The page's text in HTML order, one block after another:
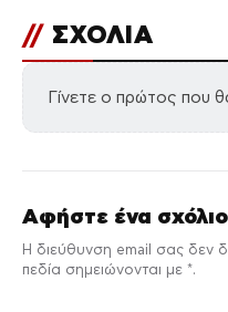
// ΣΧΟΛΙΑ
Γίνετε ο πρώτος που
Αφήστε ένα σχόλιο
Η διεύθυνση email σας δεν
πεδία σημειώνονται με *.